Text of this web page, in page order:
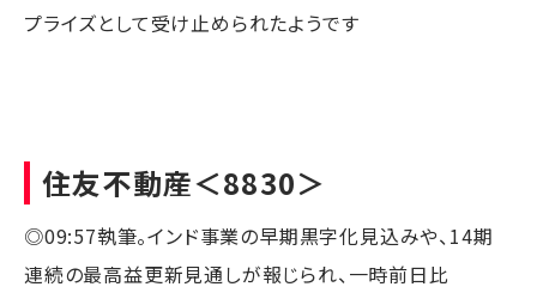
プライズとして受け止められたようです
住友不動産＜8830＞
◎09:57執筆。インド事業の早期黒字化見込みや、14期
連続の最高益更新見通しが報じられ、一時前日比